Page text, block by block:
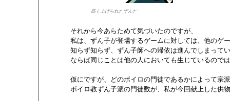
高く上げられたずんだ
       それから今あらためて気づいたのですが、
私は、ずん子が登場するゲームに対しては、他のゲ
知らず知らず、ずん子師への帰依は進んでしまって
ならば同じことは他の人においても生じているので
仮にですが、どのボイロの門徒であるかによって宗
ボイロ教ずん子派の門徒数が、私が今回献上した供